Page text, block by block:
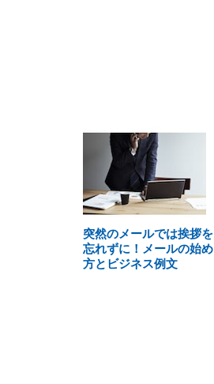
突然のメールでは挨拶を
忘れずに！メールの始め
方とビジネス例文